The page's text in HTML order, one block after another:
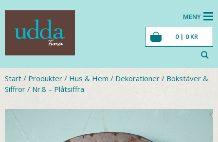
MENY
0 | 0KR
Start / Produkter / Hus & Hem / Dekorationer / Bokstäver &
Siffror / Nr.8 – Plåtsiffra